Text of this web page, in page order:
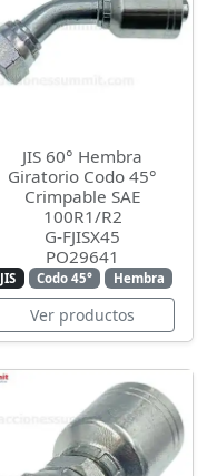
JIS 60° Hembra
Giratorio Codo 45°
Crimpable SAE
100R1/R2
G-FJISX45
PO29641
JIS Codo 45° Hembra
Ver productos